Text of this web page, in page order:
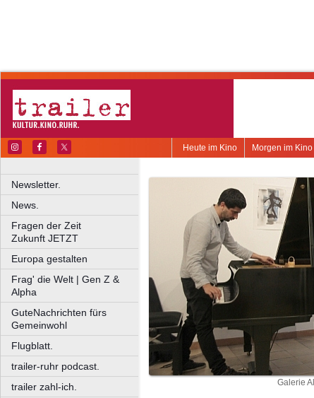
Morgen im Kino
Heute im Kino
Newsletter.
News.
Fragen der Zeit
Zukunft JETZT
Europa gestalten
Frag' die Welt | Gen Z &
Alpha
GuteNachrichten fürs
Gemeinwohl
Flugblatt.
trailer-ruhr podcast.
trailer zahl-ich.
Galerie